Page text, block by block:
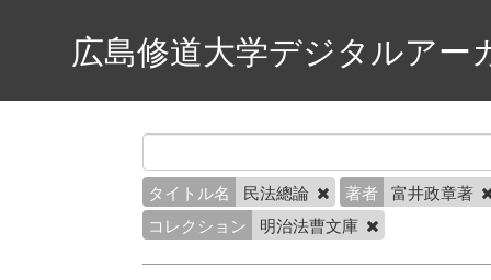
広島修道大学デジタルアー
タイトル名 民法總論 著者
富井政章著
コレクション
明治法曹文庫